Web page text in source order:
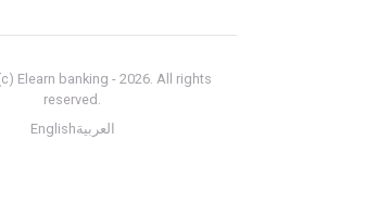
Elearn banking - 2026. All rights
reserved.
Englishالعربية